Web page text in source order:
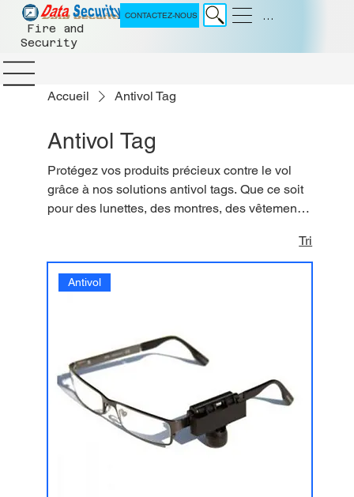
Fire and
Security
Menu
CONTACTEZ-NOUS
Accueil Antivol Tag
Antivol Tag
Protégez vos produits précieux contre le vol
grâce à nos solutions antivol tags. Que ce soit
pour des lunettes, des montres, des vêtements,
magasin. Nous offrons un accompagnement
complet, depuis l'étude initiale de vos besoins
nos équipements fiables et discrets.
Tri
Antivol